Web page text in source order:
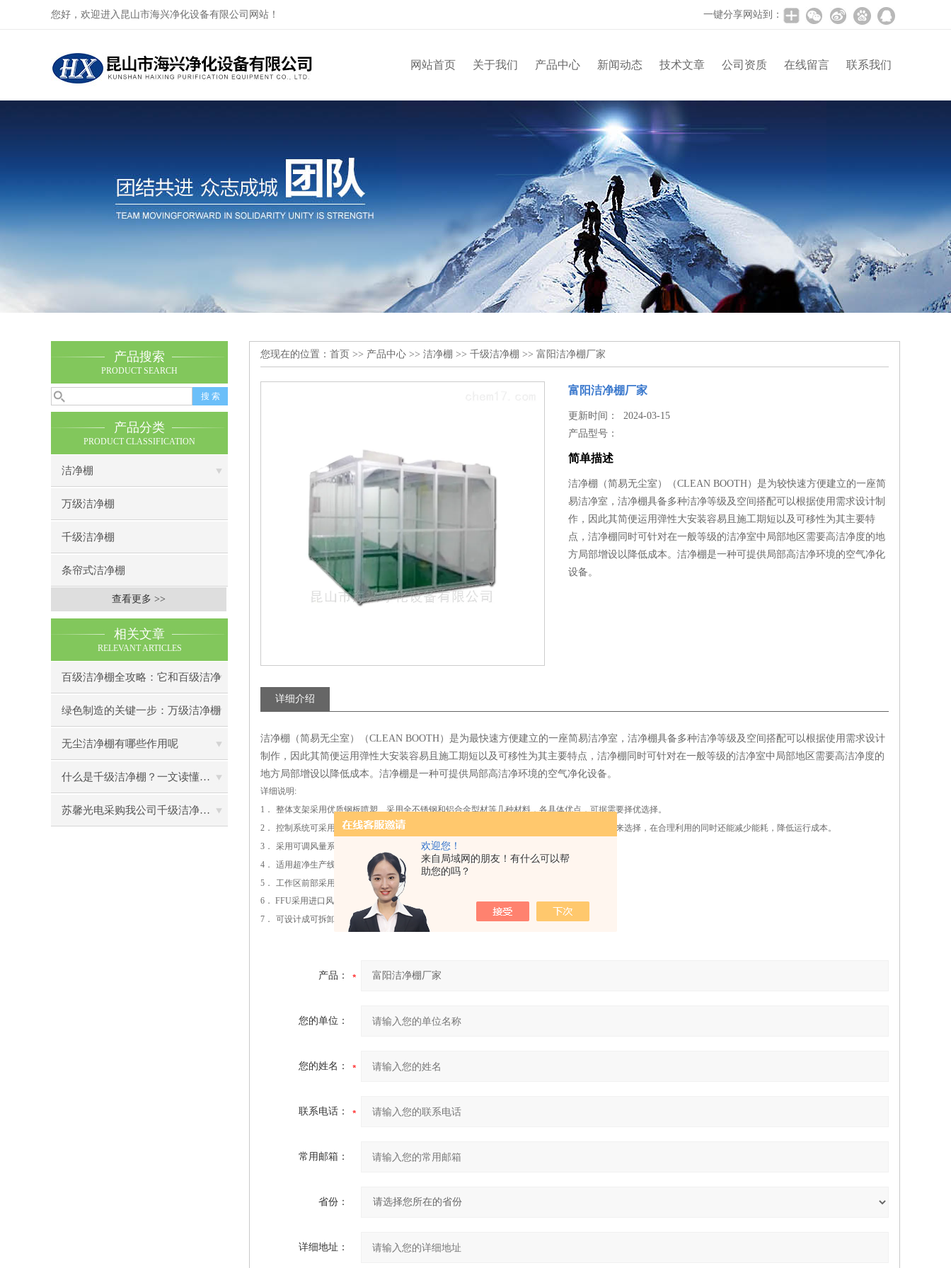
欢迎您！
来自局域网的朋友！有什么可以帮
助您的吗？
您好，欢迎进入昆山市海兴净化设备有限公司网站！ 一键分享网站到：
网站首页 关于我们 产品中心 新闻动态 技术文章 公司资质 在线留言 联系我们
产品搜索
PRODUCT SEARCH
产品分类
PRODUCT CLASSIFICATION
洁净棚
万级洁净棚
千级洁净棚
条帘式洁净棚
查看更多 >>
相关文章
RELEVANT ARTICLES
百级洁净棚全攻略：它和百级洁净
室到底有什么区别？
绿色制造的关键一步：万级洁净棚
助力环保型半导体产业发展
无尘洁净棚有哪些作用呢
什么是千级洁净棚？一文读懂其结构特点与局部净化优势
苏馨光电采购我公司千级洁净棚普通工作台一批（7月07日）已顺利交货
您现在的位置： 首页 >> 产品中心 >> 洁净棚 >> 千级洁净棚 >> 富阳洁净棚厂家
富阳洁净棚厂家
更新时间： 2024-03-15
产品型号：
简单描述
洁净棚（简易无尘室）（CLEAN BOOTH）是为较快速方便建立的一座简
易洁净室，洁净棚具备多种洁净等级及空间搭配可以根据使用需求设计制
作，因此其简便运用弹性大安装容易且施工期短以及可移性为其主要特
点，洁净棚同时可针对在一般等级的洁净室中局部地区需要高洁净度的地
方局部增设以降低成本。洁净棚是一种可提供局部高洁净环境的空气净化
设备。
详细介绍
洁净棚（简易无尘室）（CLEAN BOOTH）是为最快速方便建立的一座简易洁净室，洁净棚具备多种洁净等级及空间搭配可以根据使用需求设计
制作，因此其简便运用弹性大安装容易且施工期短以及可移性为其主要特点，洁净棚同时可针对在一般等级的洁净室中局部地区需要高洁净度的
地方局部增设以降低成本。洁净棚是一种可提供局部高洁净环境的空气净化设备。
详细说明 :
1 ．
整体支架采用优质钢板喷塑、采用全不锈钢和铝合金型材等几种材料，各具体优点，可据需要择优选择。
2 ．
控制系统可采用集中控制或者单台控制的形式。集中控制方便操作和管理；单独控制可需要来选择，在合理利用的同时还能减少能耗，降低运行成本。
3 ．
采用可调风量系统（分档位调速和无级调速两种），保证工作区风速处于理想状态。
4 ．
适用超净生产线，多人使用方便。
5 ．
工作区前部采用进口防静电围帘，透明性好，不易积尘
6 ． FFU采用进口风机或优质风机，性能稳定，噪音低
7 ． 可设计成可拆卸式，方便搬运、拆卸及重新安装利用。
产品：
您的单位：
您的姓名：
联系电话：
常用邮箱：
省份：
详细地址：